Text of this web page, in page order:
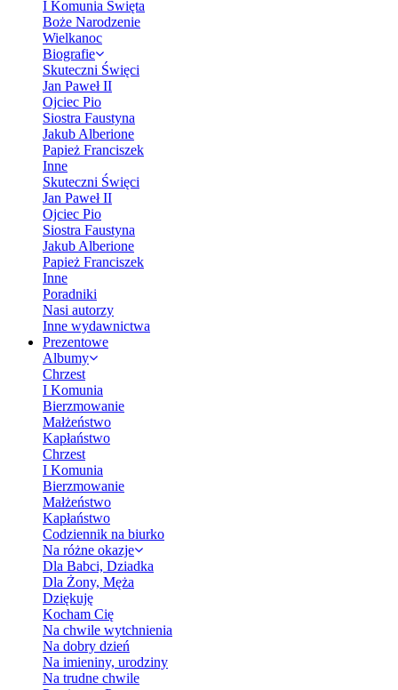
I Komunia Święta
Boże Narodzenie
Wielkanoc
Biografie
Skuteczni Święci
Jan Paweł II
Ojciec Pio
Siostra Faustyna
Jakub Alberione
Papież Franciszek
Inne
Skuteczni Święci
Jan Paweł II
Ojciec Pio
Siostra Faustyna
Jakub Alberione
Papież Franciszek
Inne
Poradniki
Nasi autorzy
Inne wydawnictwa
Prezentowe
Albumy
Chrzest
I Komunia
Bierzmowanie
Małżeństwo
Kapłaństwo
Chrzest
I Komunia
Bierzmowanie
Małżeństwo
Kapłaństwo
Codziennik na biurko
Na różne okazje
Dla Babci, Dziadka
Dla Żony, Męża
Dziękuję
Kocham Cię
Na chwile wytchnienia
Na dobry dzień
Na imieniny, urodziny
Na trudne chwile